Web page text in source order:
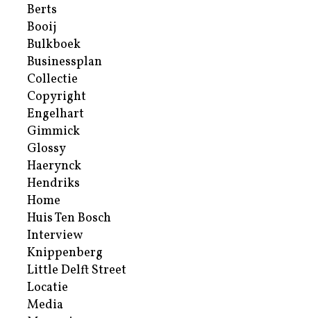
Berts
Booij
Bulkboek
Businessplan
Collectie
Copyright
Engelhart
Gimmick
Glossy
Haerynck
Hendriks
Home
Huis Ten Bosch
Interview
Knippenberg
Little Delft Street
Locatie
Media